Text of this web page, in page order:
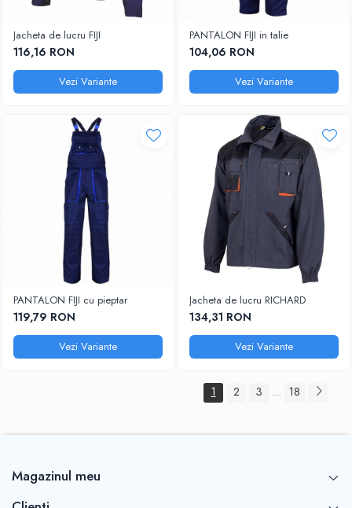
Jacheta de lucru FIJI
116,16 RON
Vezi Variante
PANTALON FIJI in talie
104,06 RON
Vezi Variante
PANTALON FIJI cu pieptar
119,79 RON
Vezi Variante
Jacheta de lucru RICHARD
134,31 RON
Vezi Variante
1 2 3 ... 18
Magazinul meu